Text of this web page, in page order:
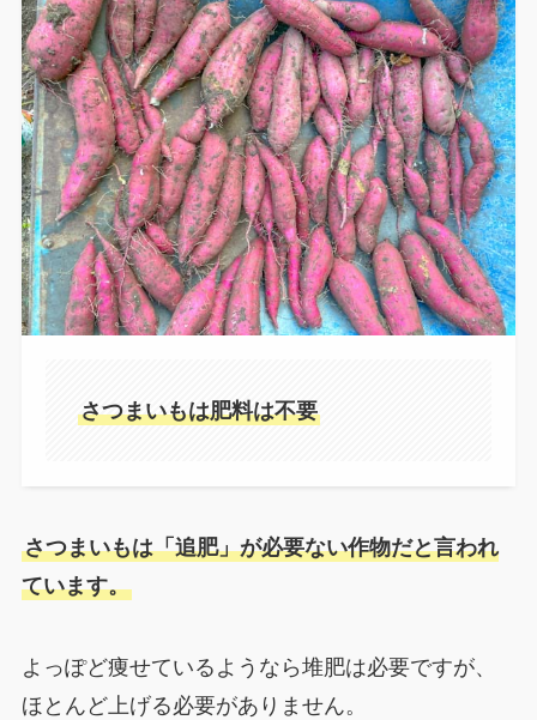
さつまいもは肥料は不要
さつまいもは「追肥」が必要ない作物だと言われ
ています。
よっぽど痩せているようなら堆肥は必要ですが、
ほとんど上げる必要がありません。